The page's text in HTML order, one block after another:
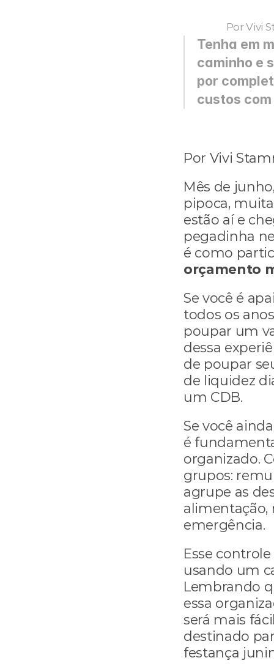
Por Vivi
Tenha em
caminho e
por
custos
Por Vivi
Mês de
pipoca,
estão aí e
pegadinha
orçamento
Se você é
todos os
poupar um
dessa
de poupar
de liquidez
um CDB.
Se você
é
organizado.
grupos:
agrupe as
alimentação,
emergência.
Esse
usando um
Lembrando
essa
será mais
destinado
festança